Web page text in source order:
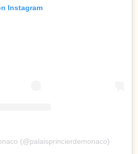
Instagram
(@palaisprincierdemonaco)